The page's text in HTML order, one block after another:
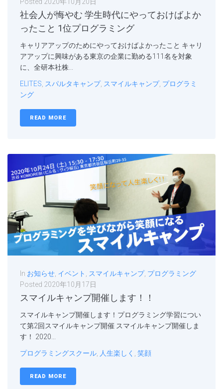
社会人が悔やむ 学生時代にやっておけばよか
ったこと 1位プログラミング
キャリアアップのためにやっておけばよかったこと キャリ
アアップに興味がある東京の企業に勤める111名を対象
に、全研本社株...
ELITES スパルタキャンプ, スマイルキャンプ, プログラミ
ング
READ MORE
In お知らせ イベント スマイルキャンプ, プログラミング
Posted 2020年10月17日
スマイルキャンプ開催します！！
スマイルキャンプ開催します！プログラミング学習につい
て第2回スマイルキャンプ開催 スマイルキャンプ開催しま
す！ 2020...
プログラミングスクール 人生楽しく 笑顔
READ MORE